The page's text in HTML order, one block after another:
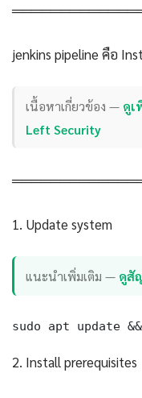
jenkins pipeline คือ
เนื้อหาเกี่ยวข้อง — ดูเ
Left Security
1. Update system
แนะนำเพิ่มเติม — ดูสั
sudo apt update
2. Install prerequisites